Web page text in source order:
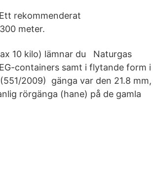
rekommenderat
meter.
10 kilo) lämnar du Naturgas
containers samt i flytande form i
2009) gänga var den 21.8 mm,
rörgänga (hane) på de gamla